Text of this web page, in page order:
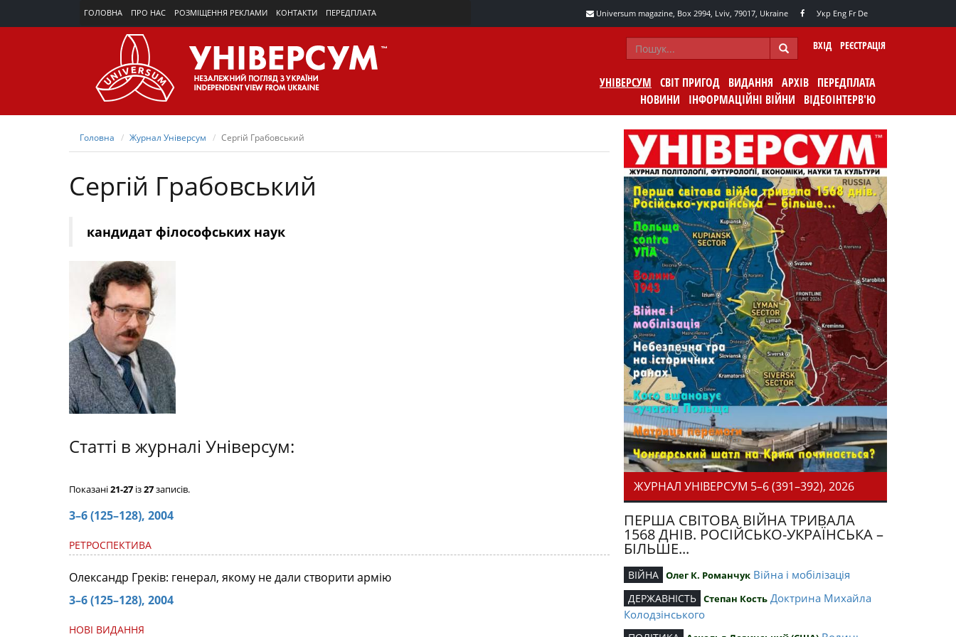
ГОЛОВНА ПРО НАС РОЗМІЩЕННЯ РЕКЛАМИ КОНТАКТИ ПЕРЕДПЛАТА Universum magazine, Box 2994, Lviv, 79017, Ukraine Укр Eng Fr De
ВХІД РЕЄСТРАЦІЯ
УНІВЕРСУМ СВІТ ПРИГОД ВИДАННЯ АРХІВ ПЕРЕДПЛАТА
НОВИНИ
ІНФОРМАЦІЙНІ ВІЙНИ ВІДЕОІНТЕРВ'Ю
Головна Журнал Універсум Сергій Грабовський
Сергій Грабовський
кандидат філософських наук
Статті в журналі Універсум:
Показані21-27 із27записів.
3–6 (125–128), 2004
РЕТРОСПЕКТИВА
Олександр Греків: генерал, якому не дали створити армію
3–6 (125–128), 2004
НОВІ ВИДАННЯ
ЖУРНАЛ УНІВЕРСУМ 5–6 (391–392), 2026
ПЕРША СВІТОВА ВІЙНА ТРИВАЛА
1568 ДНІВ. РОСІЙСЬКО-УКРАЇНСЬКА –
БІЛЬШЕ...
ВІЙНА Олег К. Романчук Війна і мобілізація
ДЕРЖАВНІСТЬ Степан Кость Доктрина Михайла
Колодзінського